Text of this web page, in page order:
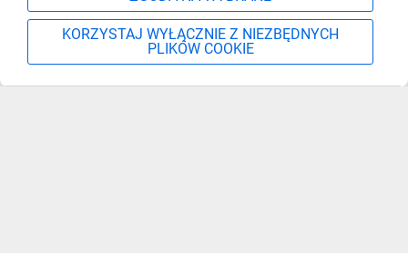
KORZYSTAJ WYŁĄCZNIE Z NIEZBĘDNYCH
PLIKÓW COOKIE